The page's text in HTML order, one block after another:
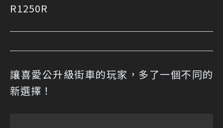
R1250R
讓喜愛公升級街車的玩家，多了一個不同的
新選擇！